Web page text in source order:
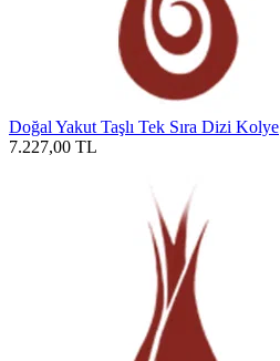
Doğal Yakut Taşlı Tek Sıra Dizi Kolye
7.227,00 TL